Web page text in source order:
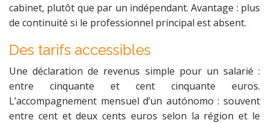
cabinet, plutôt que par un indépendant. Avantage : plus
de continuité si le professionnel principal est absent.
Des tarifs accessibles
Une déclaration de revenus simple pour un salarié :
entre cinquante et cent cinquante euros.
L’accompagnement mensuel d’un autónomo : souvent
entre cent et deux cents euros selon la région et le